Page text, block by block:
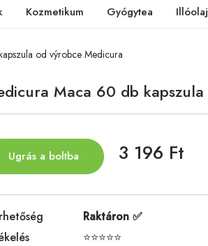
Kozmetikum Gyógytea Illóolaj
od výrobce Medicura
Maca 60 db kapszula
Ugrás a boltba 3 196 Ft
Raktáron ✅
⭐⭐⭐⭐⭐